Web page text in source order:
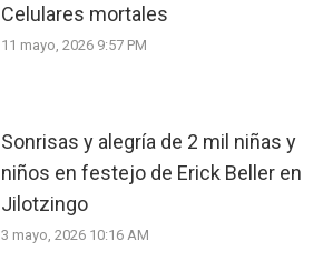
Celulares mortales
11 mayo, 2026 9:57 PM
Sonrisas y alegría de 2 mil niñas y
niños en festejo de Erick Beller en
Jilotzingo
3 mayo, 2026 10:16 AM